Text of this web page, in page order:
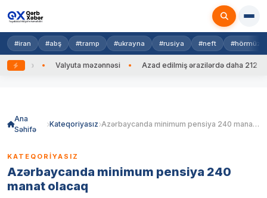
#iran #abş #tramp #ukrayna #rusiya #neft #hörmüz
edib Valyuta məzənnəsi Azad edilmiş ərazilərdə daha 212 mina,
Ana
Səhifə
Kateqoriyasız Azərbaycanda minimum pensiya 240 manat olacaq
KATEQORIYASIZ
Azərbaycanda minimum pensiya 240
manat olacaq